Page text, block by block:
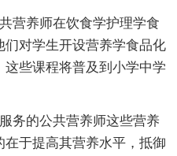
营养师在饮食学护理学食
对学生开设营养学食品化
些课程将普及到小学中学
务的公共营养师这些营养
于提高其营养水平，抵御